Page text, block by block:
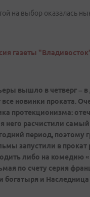
на выбор оказалась
газеты
вышло в четверг – в
новинки проката.
протекционизма:
него расчистили
период, поэтому
запустили в прокат
либо на комедию
по счету серия
богатыря и Наследница